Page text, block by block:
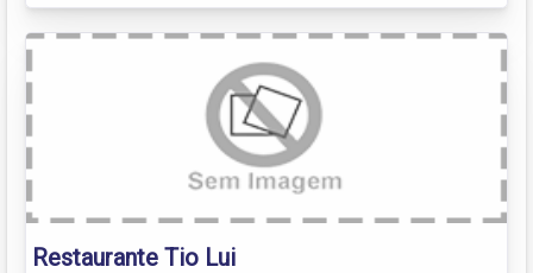
Restaurante Tio Lui